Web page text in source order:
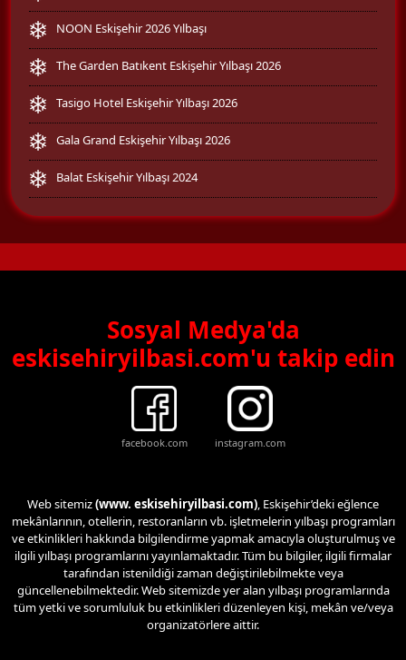
NOON Eskişehir 2026 Yılbaşı
The Garden Batıkent Eskişehir Yılbaşı 2026
Tasigo Hotel Eskişehir Yılbaşı 2026
Gala Grand Eskişehir Yılbaşı 2026
Balat Eskişehir Yılbaşı 2024
Sosyal Medya'da
eskisehiryilbasi.com'u takip edin
facebook.com instagram.com
Web sitemiz(www. eskisehiryilbasi.com), Eskişehir’deki eğlence
mekânlarının, otellerin, restoranların vb. işletmelerin yılbaşı programları
ve etkinlikleri hakkında bilgilendirme yapmak amacıyla oluşturulmuş ve
ilgili yılbaşı programlarını yayınlamaktadır. Tüm bu bilgiler, ilgili firmalar
tarafından istenildiği zaman değiştirilebilmekte veya
güncellenebilmektedir. Web sitemizde yer alan yılbaşı programlarında
tüm yetki ve sorumluluk bu etkinlikleri düzenleyen kişi, mekân ve/veya
organizatörlere aittir.